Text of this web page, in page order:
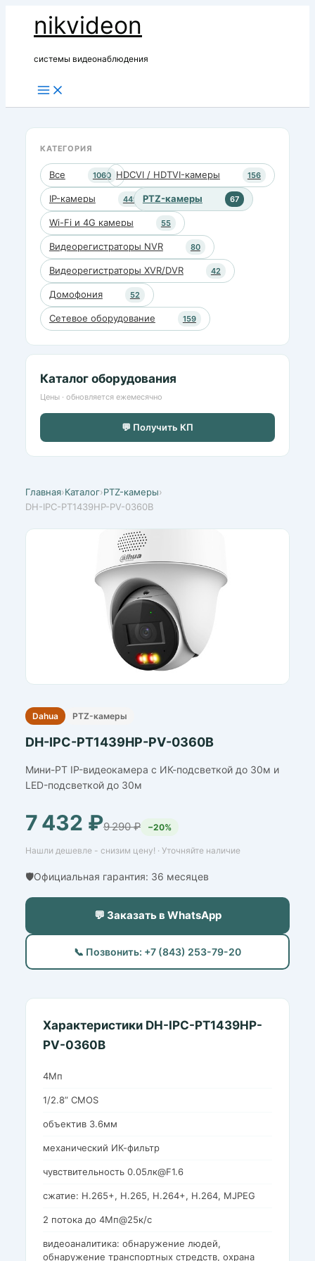
nikvideon
системы видеонаблюдения
КАТЕГОРИЯ
Все 1060 HDCVI / HDTVI-камеры 156
IP-камеры 449 PTZ-камеры 67
Wi-Fi и 4G камеры 55
Видеорегистраторы NVR 80
Видеорегистраторы XVR/DVR 42
Домофония 52
Сетевое оборудование 159
Каталог оборудования
Цены · обновляется ежемесячно
💬 Получить КП
Главная›Каталог›PTZ-камеры›
DH-IPC-PT1439HP-PV-0360B
Dahua PTZ-камеры
DH-IPC-PT1439HP-PV-0360B
Мини-PT IP-видеокамера с ИК-подсветкой до 30м и
LED-подсветкой до 30м
7 432 ₽9 290 ₽ −20%
Нашли дешевле - снизим цену! · Уточняйте наличие
🛡️Официальная гарантия: 36 месяцев
💬 Заказать в WhatsApp
📞 Позвонить: +7 (843) 253-79-20
Характеристики DH-IPC-PT1439HP-
PV-0360B
4Мп
1/2.8” CMOS
объектив 3.6мм
механический ИК-фильтр
чувствительность 0.05лк@F1.6
сжатие: H.265+, H.265, H.264+, H.264, MJPEG
2 потока до 4Мп@25к/с
видеоаналитика: обнаружение людей,
обнаружение транспортных стредств, охрана